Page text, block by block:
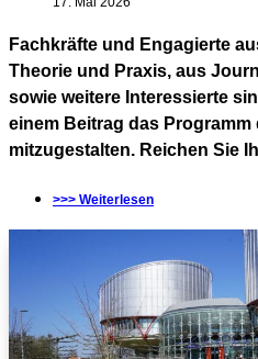
Fachkräfte und Engagierte
Theorie und Praxis, aus
sowie weitere Interessierte
einem Beitrag das
mitzugestalten. Reichen Sie
>>> Weiterlesen